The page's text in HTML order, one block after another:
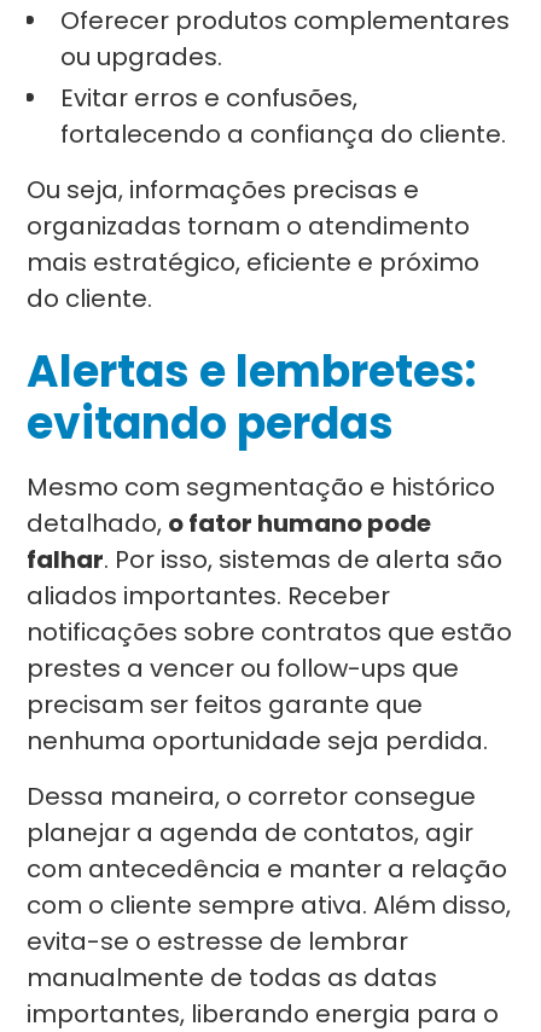
Oferecer produtos complementares
ou upgrades.
Evitar erros e confusões,
fortalecendo a confiança do cliente.
Ou seja, informações precisas e
organizadas tornam o atendimento
mais estratégico, eficiente e próximo
do cliente.
Alertas e lembretes:
evitando perdas
Mesmo com segmentação e histórico
detalhado, o fator humano pode
falhar. Por isso, sistemas de alerta são
aliados importantes. Receber
notificações sobre contratos que estão
prestes a vencer ou follow-ups que
precisam ser feitos garante que
nenhuma oportunidade seja perdida.
Dessa maneira, o corretor consegue
planejar a agenda de contatos, agir
com antecedência e manter a relação
com o cliente sempre ativa. Além disso,
evita-se o estresse de lembrar
manualmente de todas as datas
importantes, liberando energia para o